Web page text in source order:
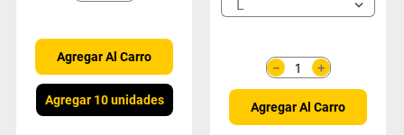
Agregar Al Carro
Agregar 10 unidades
L
＋
－
Agregar Al Carro